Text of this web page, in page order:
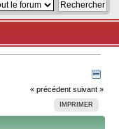
« précédent suivant »
IMPRIMER